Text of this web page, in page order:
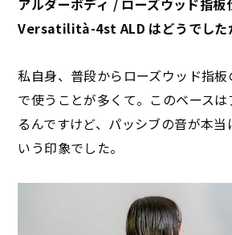
アルダーボディ / ローズウッド指板
Versatilità-4st ALD はどうでした
私自身、普段からローズウッド指
で使うことが多くて。このベース
るんですけど、パッシブの音が本
いう印象でした。